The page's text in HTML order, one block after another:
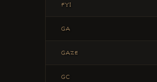
FYI
GA
GAZE
GC